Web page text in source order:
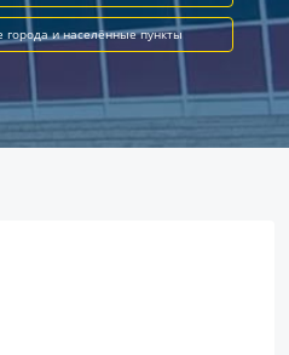
города и населённые пункты